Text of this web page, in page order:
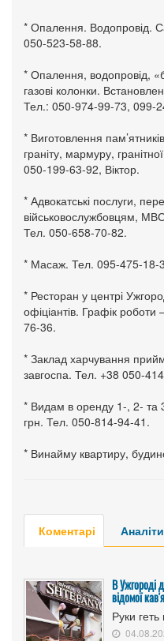
* Опалення. Водопровід.
050-523-58-88.
* Опалення, водопровід,
газові колонки.
Тел.: 050-974-99-73, 099-
* Виготовлення
граніту, мармуру,
050-199-63-92, Віктор.
* Адвокатські послуги,
військовослужбовцям,
Тел. 050-658-70-82.
* Масаж. Тел. 095-475-18-
* Ресторан у центрі
офіціантів. Графік
76-36.
* Заклад харчування
завгоспа. Тел. +38 050-
* Видам в оренду 1-, 2- та
грн. Тел. 050-814-94-41.
* Винайму квартиру,
Коментарі
В Ужгороді
відомої
Руки